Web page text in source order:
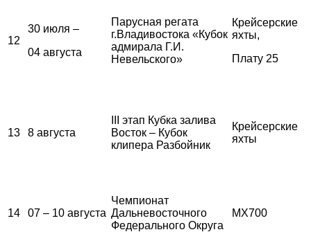
12
30 июля –
04 августа
Парусная регата
г.Владивостока «Кубок
адмирала Г.И.
Невельского»
Крейсерские
яхты,
Плату 25
13 8 августа
III этап Кубка залива
Восток – Кубок
клипера Разбойник
Крейсерские
яхты
14 07 – 10 августа
Чемпионат
Дальневосточного
Федерального Округа
MX700